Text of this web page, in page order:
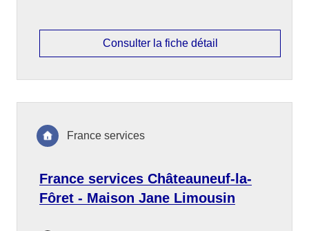
Consulter la fiche détail
France services Châteauneuf-la-
Fôret - Maison Jane Limousin
France services